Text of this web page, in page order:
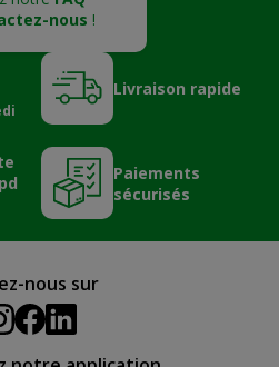
nous !
Livraison rapide
Paiements
sécurisés
nous sur